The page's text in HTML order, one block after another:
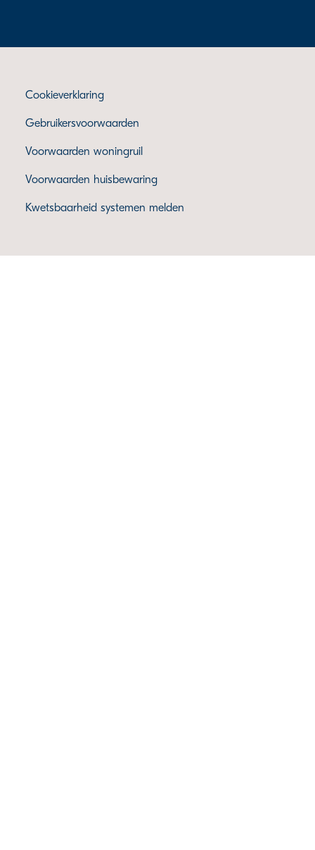
Cookieverklaring
Gebruikersvoorwaarden
Voorwaarden woningruil
Voorwaarden huisbewaring
Kwetsbaarheid systemen melden